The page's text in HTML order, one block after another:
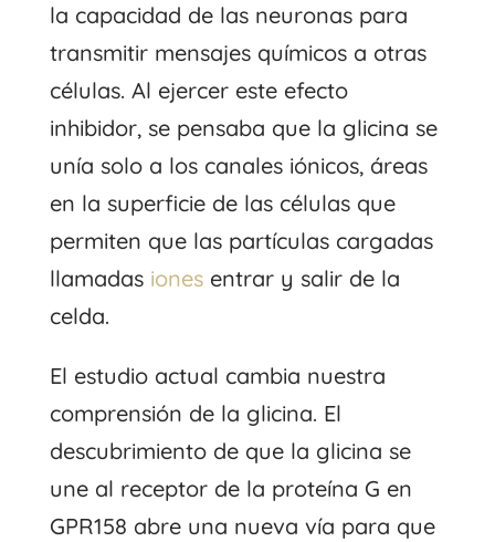
la capacidad de las neuronas para
transmitir mensajes químicos a otras
células. Al ejercer este efecto
inhibidor, se pensaba que la glicina se
unía solo a los canales iónicos, áreas
en la superficie de las células que
permiten que las partículas cargadas
llamadas ionesentrar y salir de la
celda.
El estudio actual cambia nuestra
comprensión de la glicina. El
descubrimiento de que la glicina se
une al receptor de la proteína G en
GPR158 abre una nueva vía para que